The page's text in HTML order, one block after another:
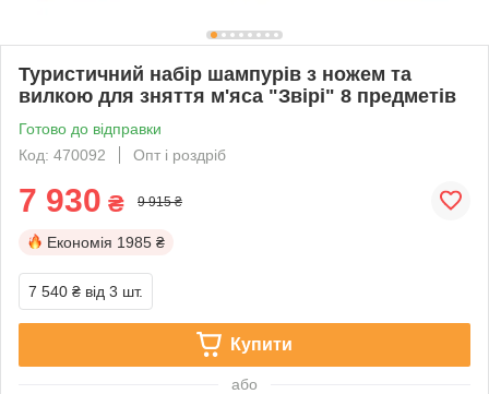
Туристичний набір шампурів з ножем та
вилкою для зняття м'яса "Звірі" 8 предметів
Готово до відправки
Код: 470092
Опт і роздріб
7 930 ₴ 9 915 ₴
Економія 1985 ₴
7 540 ₴ від 3 шт.
Купити
або